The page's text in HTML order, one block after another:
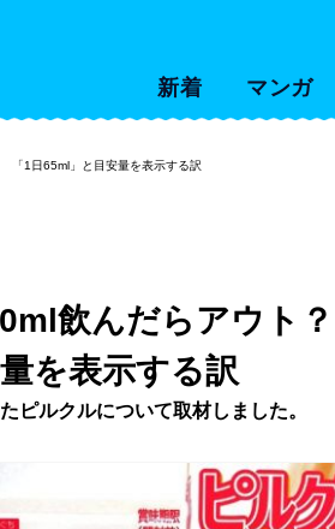
新着 マンガ
「1日65ml」と目安量を表示する訳
飲んだらアウト
を表示する訳
ピルクルについて取材しました。